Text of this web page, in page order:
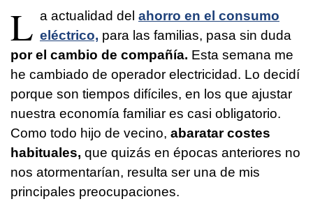
L a actualidad del ahorro en el consumo
eléctrico, para las familias, pasa sin duda
por el cambio de compañía. Esta semana me
he cambiado de operador electricidad. Lo decidí
porque son tiempos difíciles, en los que ajustar
nuestra economía familiar es casi obligatorio.
Como todo hijo de vecino, abaratar costes
habituales, que quizás en épocas anteriores no
nos atormentarían, resulta ser una de mis
principales preocupaciones.